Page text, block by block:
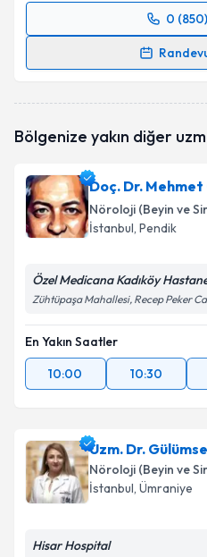
0 (850)
Randevu Takvimi
oluşturun. Size bu
kapsamda
Bölgenize yakın diğer
Doç. Dr. Mehmet
Nöroloji (Beyin ve
İstanbul, Pendik
Özel Medicana Kadıköy
Zühtüpaşa Mahallesi, Recep Peker
En Yakın Saatler
10:00
10:30
Uzm. Dr.
Nöroloji (Beyin ve
İstanbul, Ümraniye
Hisar Hospital